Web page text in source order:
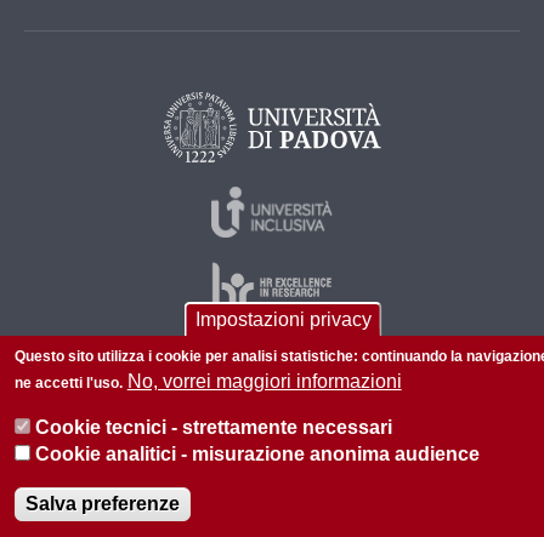
© 2026 Università di Padova - Tutti i diritti riservati
P.I. 00742430283 C.F. 80006480281
Informazioni su questo sito Privacy policy
Impostazioni privacy
Questo sito utilizza i cookie per analisi statistiche: continuando la
ne accetti l'uso. No, vorrei maggiori informazioni
Cookie tecnici - strettamente necessari
Cookie analitici - misurazione anonima audience
Salva preferenze